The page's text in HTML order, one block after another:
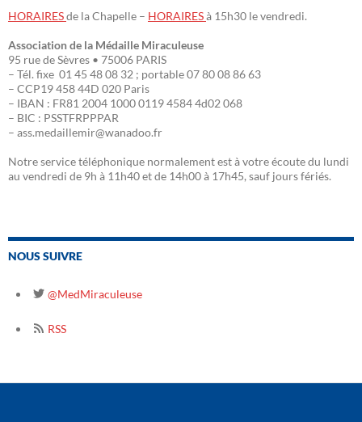
HORAIRESde la Chapelle – HORAIRESà 15h30 le vendredi.
Association de la Médaille Miraculeuse
95 rue de Sèvres • 75006 PARIS
– Tél. fixe 01 45 48 08 32 ; portable 07 80 08 86 63
– CCP19 458 44D 020 Paris
– IBAN : FR81 2004 1000 0119 4584 4d02 068
– BIC : PSSTFRPPPAR
– ass.medaillemir@wanadoo.fr
Notre service téléphonique normalement est à votre écoute du lundi
au vendredi de 9h à 11h40 et de 14h00 à 17h45, sauf jours fériés.
NOUS SUIVRE
@MedMiraculeuse
RSS